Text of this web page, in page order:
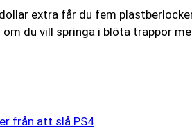
extra får du fem
du vill springa i blöta trappor
från att slå PS4